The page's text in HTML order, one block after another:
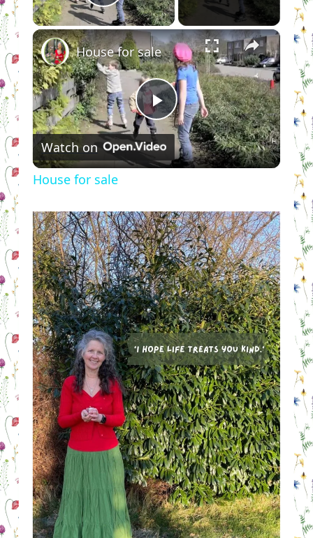
Play Video
×
Play
Video
House for sale
Watch on
House for sale